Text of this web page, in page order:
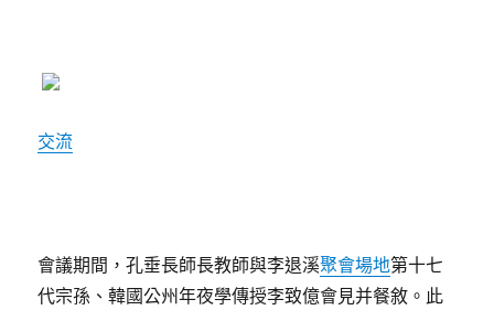
交流
會議期間，孔垂長師長教師與李退溪聚會場地第十七
代宗孫、韓國公州年夜學傳授李致億會見并餐敘。此